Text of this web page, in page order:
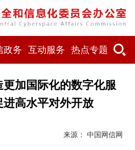
政务 互动服务 热点专题
加国际化的数字化服
高水平对外开放
来源：中国网信网